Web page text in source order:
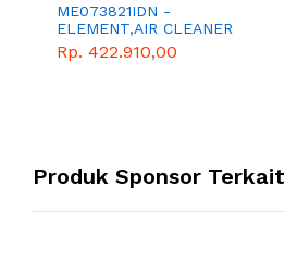
ME073821IDN -
ELEMENT,AIR CLEANER
Rp. 422.910,00
Produk Sponsor Terkait